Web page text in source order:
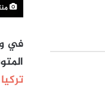
في
تركيا